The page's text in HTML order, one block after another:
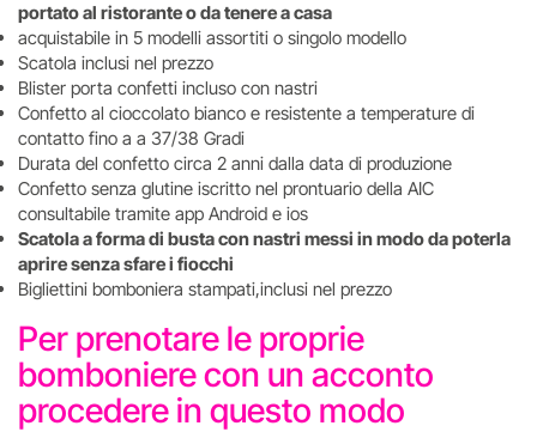
portato al ristorante o da tenere a casa
acquistabile in 5 modelli assortiti o singolo modello
Scatola inclusi nel prezzo
Blister porta confetti incluso con nastri
Confetto al cioccolato bianco e resistente a temperature di
contatto fino a a 37/38 Gradi
Durata del confetto circa 2 anni dalla data di produzione
Confetto senza glutine iscritto nel prontuario della AIC
consultabile tramite app Android e ios
Scatola a forma di busta con nastri messi in modo da poterla
aprire senza sfare i fiocchi
Bigliettini bomboniera stampati,inclusi nel prezzo
Per prenotare le proprie
bomboniere con un acconto
procedere in questo modo